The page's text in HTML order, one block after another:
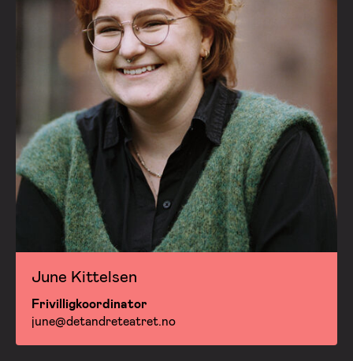
June Kittelsen
Frivilligkoordinator
june@detandreteatret.no